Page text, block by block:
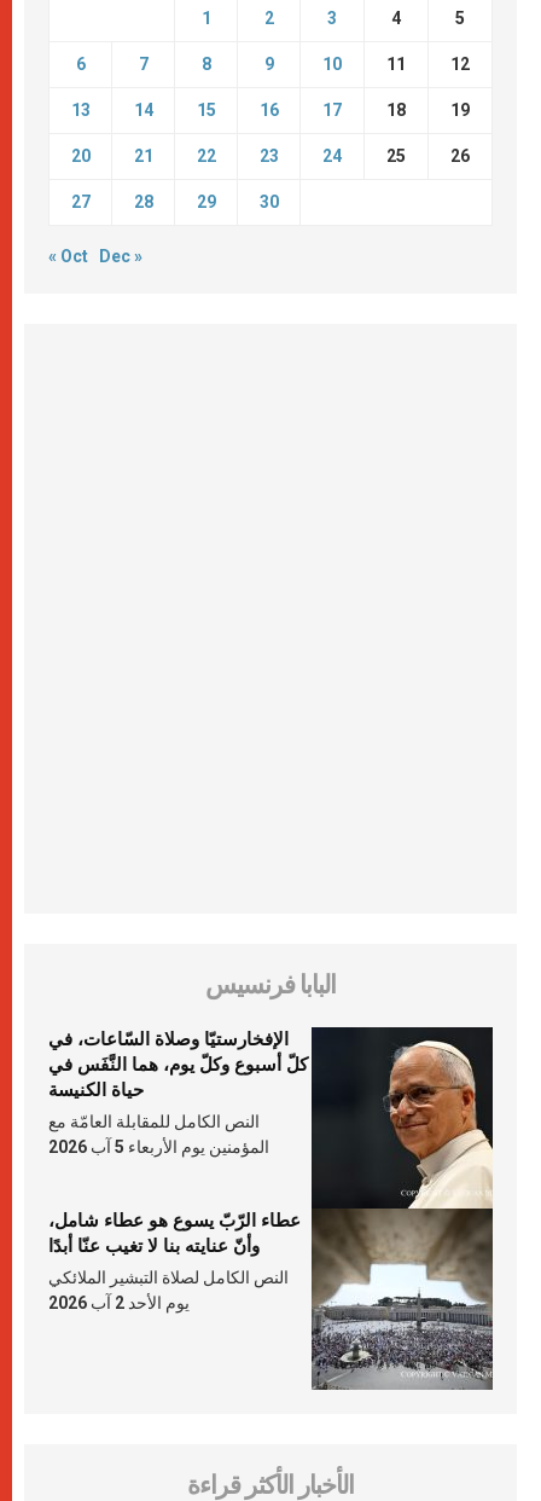
1 2 3 4 5
6 7 8 9 10 11 12
13 14 15 16 17 18 19
20 21 22 23 24 25 26
27 28 29 30
« Oct Dec »
البابا فرنسيس
الإفخارستيّا وصلاة السّاعات، في
كلّ أسبوع وكلّ يوم، هما النَّفَس في
حياة الكنيسة
النص الكامل للمقابلة العامّة مع
المؤمنين يوم الأربعاء 5 آب 2026
عطاء الرّبّ يسوع هو عطاء شامل،
وأنّ عنايته بنا لا تغيب عنّا أبدًا
النص الكامل لصلاة التبشير الملائكي
يوم الأحد 2 آب 2026
الأخبار الأكثر قراءة